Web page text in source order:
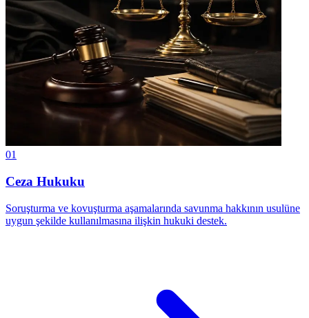
01
Ceza Hukuku
Soruşturma ve kovuşturma aşamalarında savunma hakkının usulüne
uygun şekilde kullanılmasına ilişkin hukuki destek.